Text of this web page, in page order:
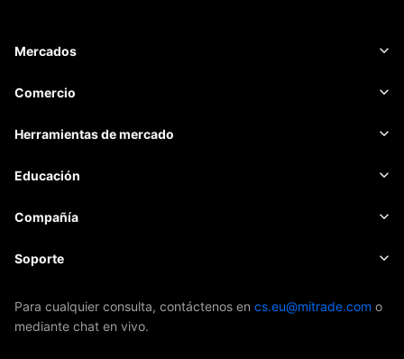
Mercados
Forex
Materias primas
Comercio
Plataforma de trading
Gestión de riesgo
Herramientas de mercado
Calendario económico
Noticias
Educación
Básica
EBook
Compañía
Sobre Mitrade
Nuestros premios
Soporte
Centro de ayuda
Para cualquier consulta, contáctenos en cs.eu@mitrade.com o
mediante chat en vivo.